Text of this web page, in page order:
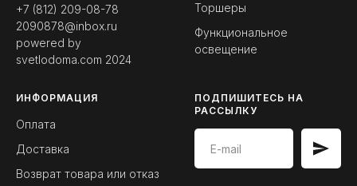
+7 (812) 209-08-78
2090878@inbox.ru
powered by
svetlodoma.com 2024
Торшеры
Функциональное
освещение
ИНФОРМАЦИЯ
Оплата
Доставка
Возврат товара или отказ
ПОДПИШИТЕСЬ НА
РАССЫЛКУ